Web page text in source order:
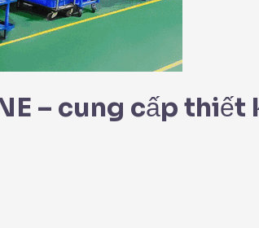
– cung cấp thiết